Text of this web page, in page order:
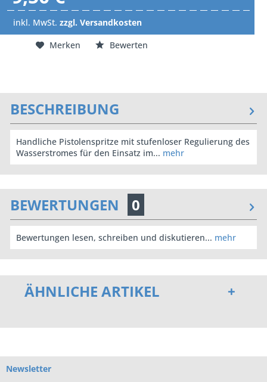
inkl. MwSt. zzgl. Versandkosten
Merken
Bewerten
BESCHREIBUNG
Handliche Pistolenspritze mit stufenloser Regulierung des
Wasserstromes für den Einsatz im... mehr
BEWERTUNGEN 0
Bewertungen lesen, schreiben und diskutieren... mehr
ÄHNLICHE ARTIKEL
Newsletter